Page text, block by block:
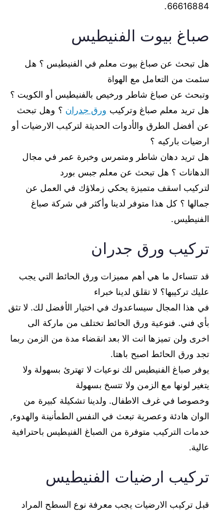
66616884.
صباغ بيوت الفنيطيس
هل تبحث عن صباغ بيوت معلم في الفنيطيس ؟ هل
سئمت من التعامل مع الهواة
وتبحث عن صباغ شاطر ورخيص بالفنيطيس أو الكويت ؟
هل تريد معلم صباغ وتركيب ورق جدران ؟ وهل تبحث
عن أفضل الطرق والأدوات الحديثة لتركيب الارضيات أو
ارضيات باركيه ؟
هل تريد دهان شاطر ومتمرس وخبرة عمر في مجال
الدهانات ؟ هل تبحث عن معلم جبس بورد
لتركيب اسقف متميزة يحكي زملاؤك في العمل عن
جمالها ؟ كل هذا متوفر لدينا وأكثر في شركة صباغ
الفنيطيس.
تركيب ورق جدران
قد تتساءل ما هي أهم مميزات ورق الحائط التي يجب
عليك تركيبها؟ لا تقلق لدينا خبراء
في هذا المجال سيساعدوك في اختيار الأفضل لك. لا تثق
بأي فني. فنوعية ورق الحائط تختلف من ماركة الى
اخرى ولن تميزها انت الا بعد انقضاء مدة من الزمن ربما
تجد ورق الحائط اصبح باهتا.
يوفر صباغ الفنيطيس لك نوعيات لا تهترئ بسهولة ولا
يتغير لونها مع الزمن ولا تتسخ بسهولة
وخصوصا في غرف الاطفال. ولدينا تشكيلة كبيرة من
الوان هادئة وعصرية تبعث في النفس الطمأنينة والهدوء,
خدمات التركيب متوفرة من الصباغ الفنيطيس باحترافية
عالية.
تركيب ارضيات الفنيطيس
قبل تركيب الارضيات يجب معرفة نوع السطح المراد